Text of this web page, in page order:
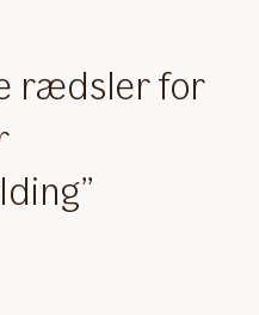
rædsler for